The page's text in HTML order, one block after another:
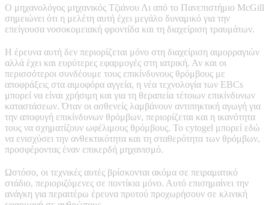
Ο μηχανολόγος μηχανικός Τζιάνου Λι από το Πανεπιστήμιο McGill
σημειώνει ότι η μελέτη αυτή έχει μεγάλο δυναμικό για την
επείγουσα νοσοκομειακή φροντίδα και τη διαχείριση τραυμάτων.
Η έρευνα αυτή δεν περιορίζεται μόνο στη διαχείριση αιμορραγιών
αλλά έχει και ευρύτερες εφαρμογές στη ιατρική. Αν και οι
περισσότεροι συνδέουμε τους επικίνδυνους θρόμβους με
αποφράξεις στα αιμοφόρα αγγεία, η νέα τεχνολογία των EBCs
μπορεί να είναι χρήσιμη και για τη θεραπεία τέτοιων επικίνδυνων
καταστάσεων. Όταν οι ασθενείς λαμβάνουν αντιπηκτική αγωγή για
την αποφυγή επικίνδυνων θρόμβων, περιορίζεται και η ικανότητα
τους να σχηματίζουν ωφέλιμους θρόμβους. Το cytogel μπορεί εδώ
να ενισχύσει την ανθεκτικότητα και τη σταθερότητα των θρόμβων,
προσφέροντας έναν επικερδή μηχανισμό.
Ωστόσο, οι τεχνικές αυτές βρίσκονται ακόμα σε πειραματικό
στάδιο, περιοριζόμενες σε ποντίκια μόνο. Αυτό επισημαίνει την
ανάγκη για περαιτέρω έρευνα προτού προχωρήσουν σε κλινική